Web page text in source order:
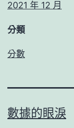
2021 年 12 月
分類
分數
數據的眼淚